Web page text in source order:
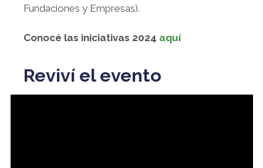
Fundaciones y Empresas).
Conocé las iniciativas 2024 aquí
Reviví el evento